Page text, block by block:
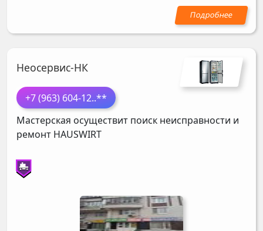
Неосервис-НК
+7 (963) 604-12..**
Мастерская осуществит поиск неисправности и
ремонт HAUSWIRT